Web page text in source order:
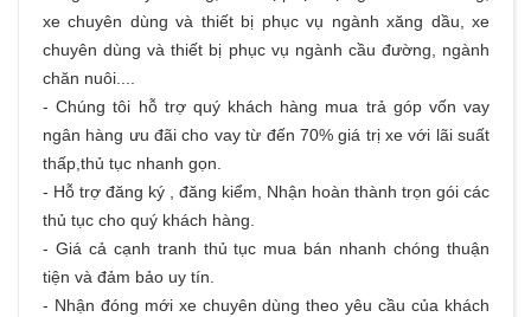
xe chuyên dùng và thiết bị phục vụ ngành xăng dầu, xe
chuyên dùng và thiết bị phục vụ ngành cầu đường, ngành
chăn nuôi....
- Chúng tôi hỗ trợ quý khách hàng mua trả gópvốn vay
ngân hàng ưu đãi cho vay từ đến 70% giá trị xe với lãi suất
thấp,thủ tục nhanh gọn.
- Hỗ trợ đăng ký , đăng kiểm, Nhận hoàn thành trọn gói các
thủ tục cho quý khách hàng.
- Giá cả cạnh tranh thủ tục mua bán nhanh chóng thuận
tiện và đảm bảo uy tín.
- Nhận đóng mới xe chuyên dùng theo yêu cầu của khách